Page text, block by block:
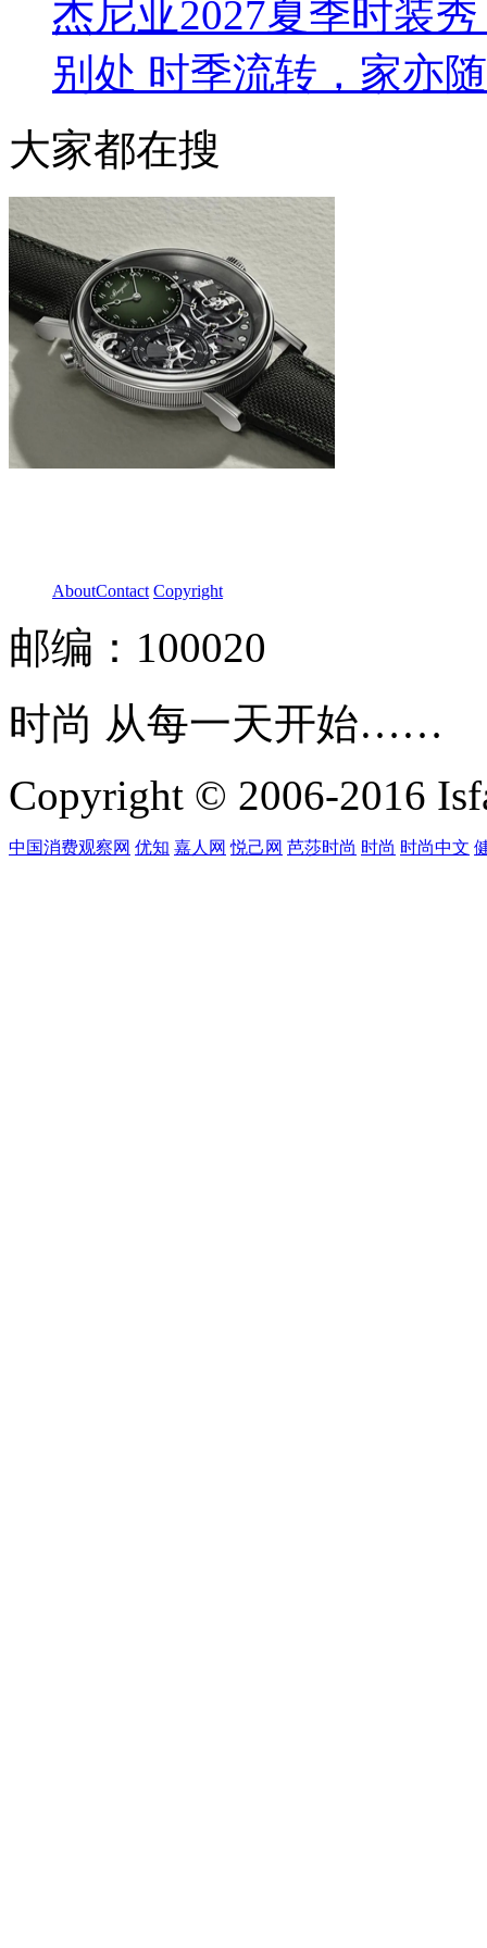
杰尼亚2027夏季时装
别处 时季流转，家亦
大家都在搜
AboutContact Copyright
邮编：100020
时尚 从每一天开始……
Copyright © 2006-2016
中国消费观察网 优知 嘉人网 悦己网 芭莎时尚 时尚 时尚中文